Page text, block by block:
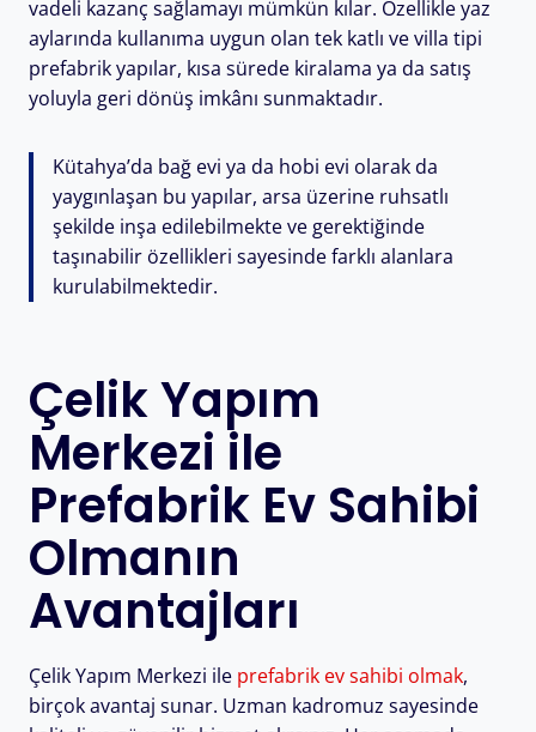
vadeli kazanç sağlamayı mümkün kılar. Özellikle yaz
aylarında kullanıma uygun olan tek katlı ve villa tipi
prefabrik yapılar, kısa sürede kiralama ya da satış
yoluyla geri dönüş imkânı sunmaktadır.
Kütahya’da bağ evi ya da hobi evi olarak da
yaygınlaşan bu yapılar, arsa üzerine ruhsatlı
şekilde inşa edilebilmekte ve gerektiğinde
taşınabilir özellikleri sayesinde farklı alanlara
kurulabilmektedir.
Çelik Yapım
Merkezi ile
Prefabrik Ev Sahibi
Olmanın
Avantajları
Çelik Yapım Merkezi ile prefabrik ev sahibi olmak,
birçok avantaj sunar. Uzman kadromuz sayesinde